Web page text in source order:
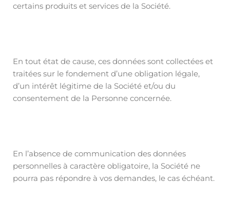
certains produits et services de la Société.
En tout état de cause, ces données sont collectées et
traitées sur le fondement d’une obligation légale,
d’un intérêt légitime de la Société et/ou du
consentement de la Personne concernée.
En l’absence de communication des données
personnelles à caractère obligatoire, la Société ne
pourra pas répondre à vos demandes, le cas échéant.